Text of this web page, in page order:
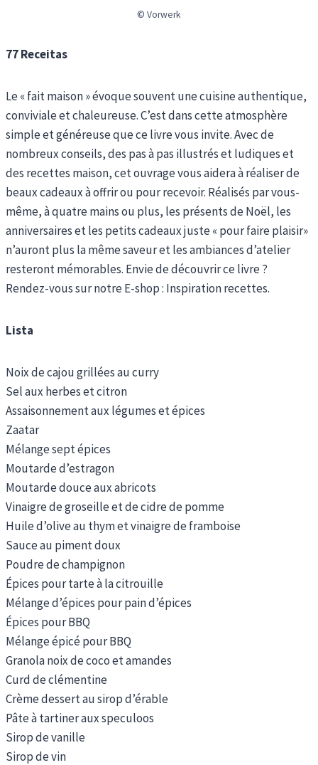
© Vorwerk
77 Receitas
Le « fait maison » évoque souvent une cuisine authentique,
conviviale et chaleureuse. C’est dans cette atmosphère
simple et généreuse que ce livre vous invite. Avec de
nombreux conseils, des pas à pas illustrés et ludiques et
des recettes maison, cet ouvrage vous aidera à réaliser de
beaux cadeaux à offrir ou pour recevoir. Réalisés par vous-
même, à quatre mains ou plus, les présents de Noël, les
anniversaires et les petits cadeaux juste « pour faire plaisir»
n’auront plus la même saveur et les ambiances d’atelier
resteront mémorables. Envie de découvrir ce livre ?
Rendez-vous sur notre E-shop : Inspiration recettes.
Lista
Noix de cajou grillées au curry
Sel aux herbes et citron
Assaisonnement aux légumes et épices
Zaatar
Mélange sept épices
Moutarde d’estragon
Moutarde douce aux abricots
Vinaigre de groseille et de cidre de pomme
Huile d’olive au thym et vinaigre de framboise
Sauce au piment doux
Poudre de champignon
Épices pour tarte à la citrouille
Mélange d’épices pour pain d’épices
Épices pour BBQ
Mélange épicé pour BBQ
Granola noix de coco et amandes
Curd de clémentine
Crème dessert au sirop d’érable
Pâte à tartiner aux speculoos
Sirop de vanille
Sirop de vin